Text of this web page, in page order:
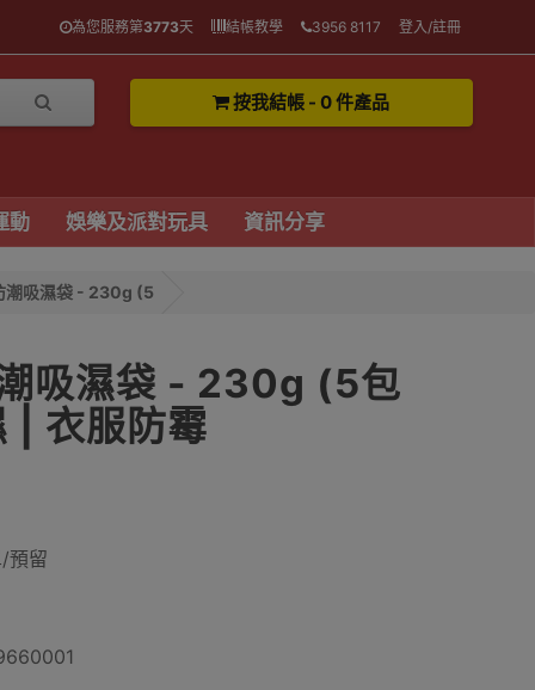
為您服務第3773天 結帳教學 3956 8117 登入/註冊
按我結帳 - 0 件產品
動 娛樂及派對玩具 資訊分享
潮吸濕袋 - 230g (5
吸濕袋 - 230g (5包
| 衣服防霉
預留